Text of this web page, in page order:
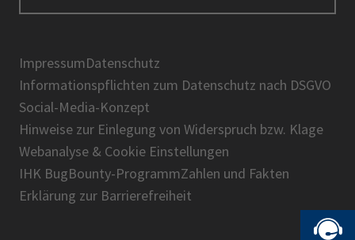
Über uns
Presse
IHK-Magazin
BIHK
DIHK
AHK
IHK-Standortportal Bayern
ImpressumDatenschutz
Informationspflichten zum Datenschutz nach DSGVO
Social-Media-Konzept
Hinweise zur Einlegung von Widerspruch bzw. Klage
Webanalyse & Cookie Einstellungen
IHK BugBounty-ProgrammZahlen und Fakten
Erklärung zur Barrierefreiheit